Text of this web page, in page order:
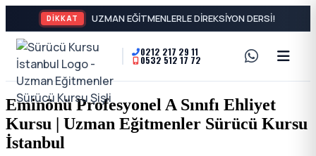
DİKKAT
Sürücü
Kursu
İstanbul
A2
Motor
Ehliyeti
ve
0212 217 29 11
0532 512 17 72
Eminönü Profesyonel A Sınıfı Ehliyet
Kursu | Uzman Eğitmenler Sürücü Kursu
İstanbul